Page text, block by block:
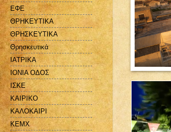
ΕΦΕ
ΘΡΗΚΕΥΤΙΚΑ
ΘΡΗΣΚΕΥΤΙΚΑ
Θρησκευτικά
ΙΑΤΡΙΚΑ
ΙΟΝΙΑ ΟΔΟΣ
ΙΣΚΕ
ΚΑΙΡΙΚΟ
ΚΑΛΟΚΑΙΡΙ
ΚΕΜΧ